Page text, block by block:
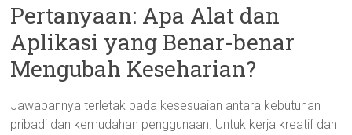
Pertanyaan: Apa Alat dan
Aplikasi yang Benar-benar
Mengubah Keseharian?
Jawabannya terletak pada kesesuaian antara kebutuhan
pribadi dan kemudahan penggunaan. Untuk kerja kreatif dan